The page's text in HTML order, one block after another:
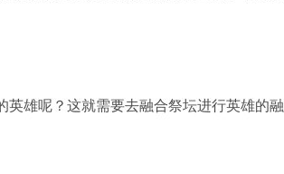
雄呢？这就需要去融合祭坛进行英雄的融